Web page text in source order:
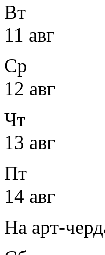
Вт
11 авг
Ср
12 авг
Чт
13 авг
Пт
14 авг
На арт-